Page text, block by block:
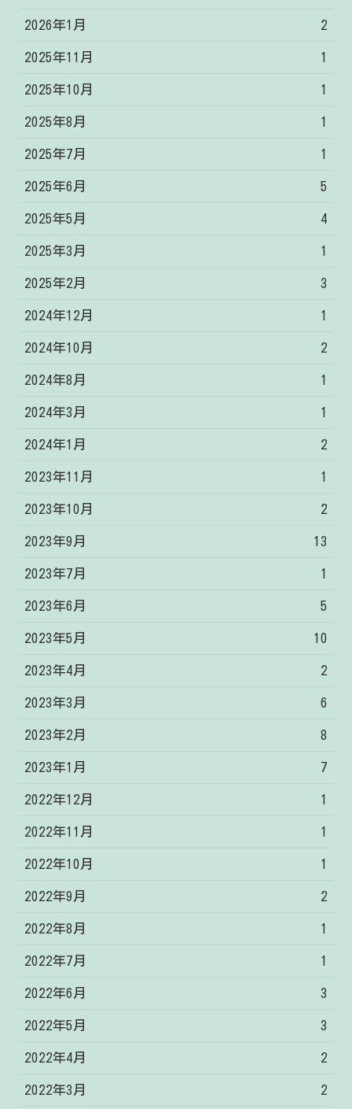
2026年1月 2
2025年11月 1
2025年10月 1
2025年8月 1
2025年7月 1
2025年6月 5
2025年5月 4
2025年3月 1
2025年2月 3
2024年12月 1
2024年10月 2
2024年8月 1
2024年3月 1
2024年1月 2
2023年11月 1
2023年10月 2
2023年9月 13
2023年7月 1
2023年6月 5
2023年5月 10
2023年4月 2
2023年3月 6
2023年2月 8
2023年1月 7
2022年12月 1
2022年11月 1
2022年10月 1
2022年9月 2
2022年8月 1
2022年7月 1
2022年6月 3
2022年5月 3
2022年4月 2
2022年3月 2